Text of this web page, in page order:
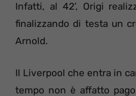
Infatti, al 42’, Origi
finalizzando di testa un
Arnold.
Il Liverpool che entra in
tempo non è affatto